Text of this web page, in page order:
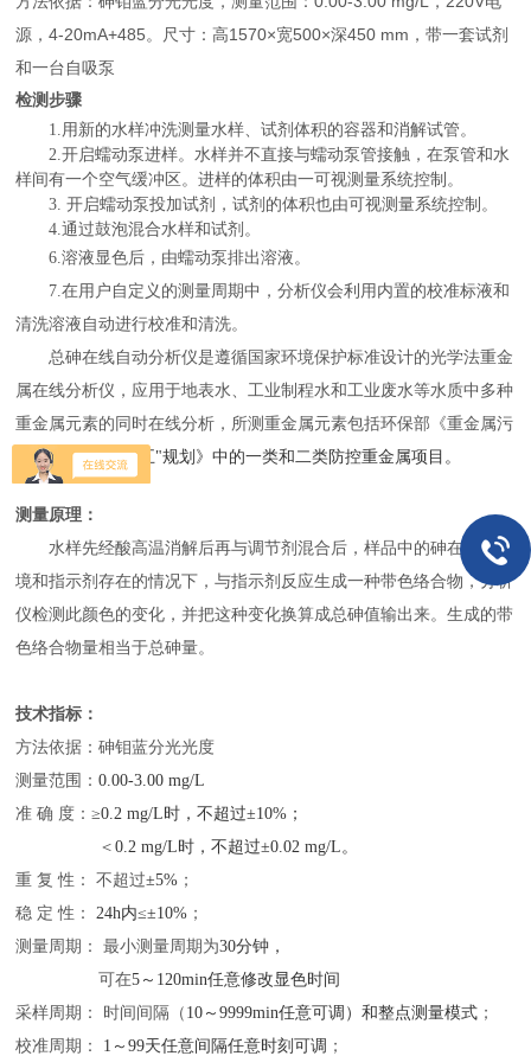
源，4-20mA+485。尺寸：高1570×宽500×深450 mm，带一套试剂
和一台自吸泵
检测步骤
1.用新的水样冲洗测量水样、试剂体积的容器和消解试管。
2.开启蠕动泵进样。水样并不直接与蠕动泵管接触，在泵管和水
样间有一个空气缓冲区。进样的体积由一可视测量系统控制。
3. 开启蠕动泵投加试剂，试剂的体积也由可视测量系统控制。
4.通过鼓泡混合水样和试剂。
6.溶液显色后，由蠕动泵排出溶液。
7.在用户自定义的测量周期中，分析仪会利用内置的校准标液和
清洗溶液自动进行校准和清洗。
总砷在线自动分析仪是遵循国家环境保护标准设计的光学法重金
属在线分析仪，应用于地表水、工业制程水和工业废水等水质中多种
重金属元素的同时在线分析，所测重金属元素包括环保部《重金属污
染综合防治“十二五"规划》中的一类和二类防控重金属项目。
测量原理：
水样先经酸高温消解后再与调节剂混合后，样品中的砷在酸性环
境和指示剂存在的情况下，与指示剂反应生成一种带色络合物，分析
仪检测此颜色的变化，并把这种变化换算成总砷值输出来。生成的带
色络合物量相当于总砷量。
技术指标：
方法依据：砷钼蓝分光光度
测量范围：0.00-3.00mg/L
准 确 度：≥0.2 mg/L时，不超过±10%；
＜0.2 mg/L时，不超过±0.02 mg/L。
重 复 性： 不超过±5% ；
稳 定 性： 24h内≤±10% ；
测量周期：
最小测量周期为30分钟，
可在5～120min任意修改显色时间
采样周期：
时间间隔（ 10～9999min任意可调）和整点测量模式 ；
校准周期：
1～99天任意间隔任意时刻可调 ；